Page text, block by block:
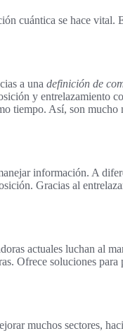
cuántica se hace vital.
a una definición de
y entrelazamiento
tiempo. Así, son mucho
información. A
Gracias al
actuales luchan al
Ofrece soluciones para
muchos sectores,